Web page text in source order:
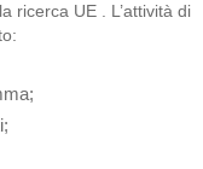
ricerca UE . L’attività di